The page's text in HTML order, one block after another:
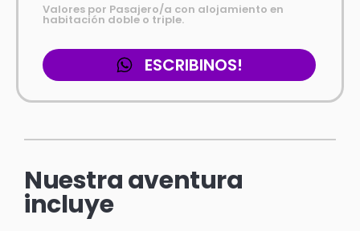
Valores por Pasajero/a con alojamiento en
habitación doble o triple.
ESCRIBINOS!
Nuestra aventura
incluye